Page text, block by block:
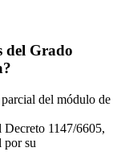
del Grado
del módulo de
Decreto 1147/6605,
por su